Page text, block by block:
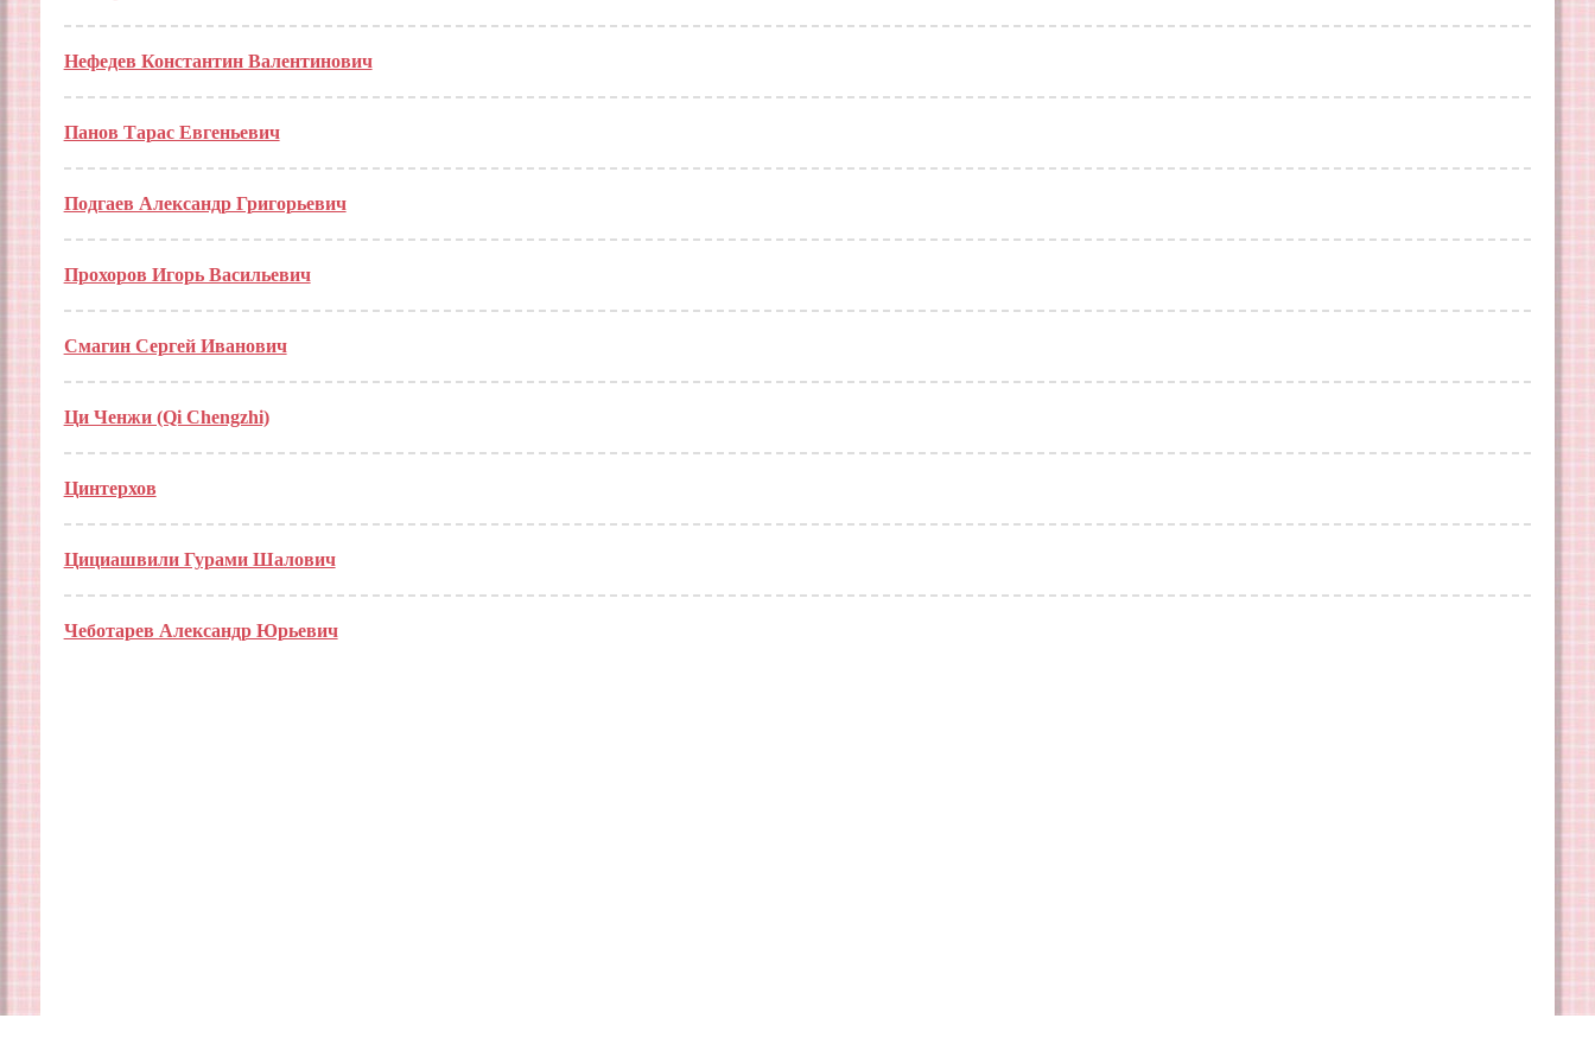
Нефедев Константин Валентинович
Панов Тарас Евгеньевич
Подгаев Александр Григорьевич
Прохоров Игорь Васильевич
Смагин Сергей Иванович
Ци Ченжи (Qi Chengzhi)
Цинтерхов
Цициашвили Гурами Шалович
Чеботарев Александр Юрьевич